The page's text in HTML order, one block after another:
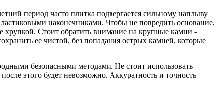
период часто плитка подвергается сильному наплыву
наконечниками. Чтобы не повредить основание,
хрупкой. Стоит обратить внимание на крупные камни -
ее чистой, без попадания острых камней, которые
безопасными методами. Не стоит использовать
этого будет невозможно. Аккуратность и точность